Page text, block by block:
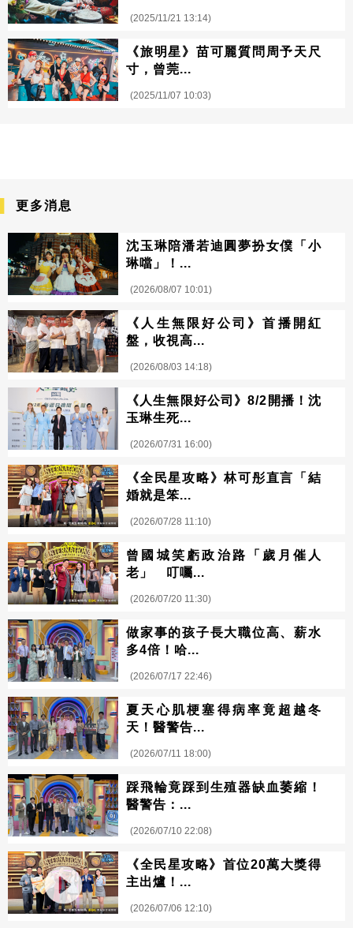
(2025/11/21 13:14)
《旅明星》苗可麗質問周予天尺
寸，曾莞...
(2025/11/07 10:03)
更多消息
沈玉琳陪潘若迪圓夢扮女僕「小
琳噹」！...
(2026/08/07 10:01)
《人生無限好公司》首播開紅
盤，收視高...
(2026/08/03 14:18)
《人生無限好公司》8/2開播！沈
玉琳生死...
(2026/07/31 16:00)
《全民星攻略》林可彤直言「結
婚就是笨...
(2026/07/28 11:10)
曾國城笑虧政治路「歲月催人
老」 叮囑...
(2026/07/20 11:30)
做家事的孩子長大職位高、薪水
多4倍！哈...
(2026/07/17 22:46)
夏天心肌梗塞得病率竟超越冬
天！醫警告...
(2026/07/11 18:00)
踩飛輪竟踩到生殖器缺血萎縮！
醫警告：...
(2026/07/10 22:08)
《全民星攻略》首位20萬大獎得
主出爐！...
(2026/07/06 12:10)